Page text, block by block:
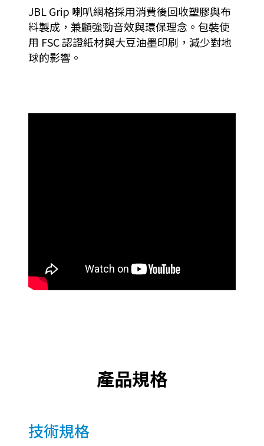
JBL Grip 喇叭網格採用消費後回收塑膠與布
料製成，兼顧強勁音效與環保理念。包裝使
用 FSC 認證紙材與大豆油墨印刷，減少對地
球的影響。
產品規格
技術規格